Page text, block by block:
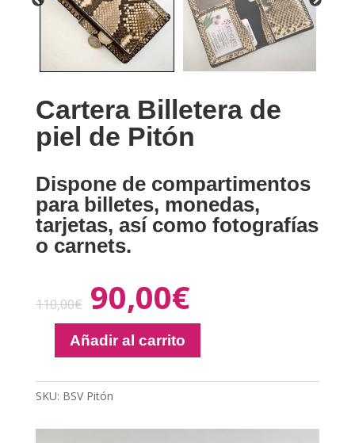
Cartera Billetera de
piel de Pitón
Dispone de compartimentos
para billetes, monedas,
tarjetas, así como fotografías
o carnets.
110,00€ 90,00€
Cartera
de
piel
Añadir al carrito
SKU: BSV Pitón